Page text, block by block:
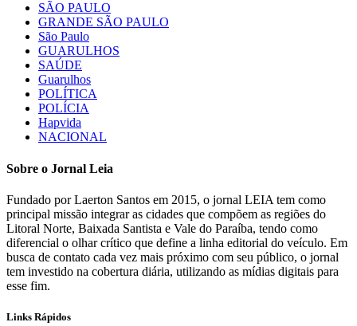
SÃO PAULO
GRANDE SÃO PAULO
São Paulo
GUARULHOS
SAÚDE
Guarulhos
POLÍTICA
POLÍCIA
Hapvida
NACIONAL
Sobre o Jornal Leia
Fundado por Laerton Santos em 2015, o jornal LEIA tem como
principal missão integrar as cidades que compõem as regiões do
Litoral Norte, Baixada Santista e Vale do Paraíba, tendo como
diferencial o olhar crítico que define a linha editorial do veículo. Em
busca de contato cada vez mais próximo com seu público, o jornal
tem investido na cobertura diária, utilizando as mídias digitais para
esse fim.
Links Rápidos